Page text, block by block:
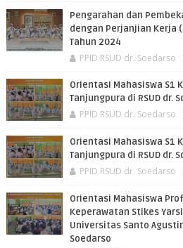
Pengarahan dan
dengan Perjanjian Kerja
Tahun 2024
PPID RSUD dr. Soedarso
Orientasi Mahasiswa S1
Tanjungpura di RSUD dr.
PPID RSUD dr. Soedarso
Orientasi Mahasiswa S1
Tanjungpura di RSUD dr.
PPID RSUD dr. Soedarso
Orientasi Mahasiswa
Keperawatan Stikes
Universitas Santo
Soedarso